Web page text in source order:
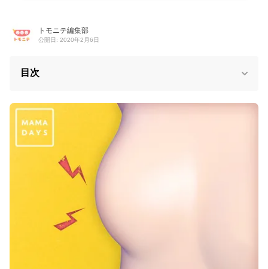
トモニテ編集部
公開日: 2020年2月6日
目次